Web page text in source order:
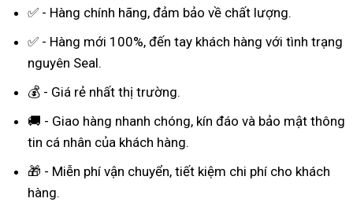
✅ - Hàng chính hãng, đảm bảo về chất lượng.
✅ - Hàng mới 100%, đến tay khách hàng với tình trạng
nguyên Seal.
💰 - Giá rẻ nhất thị trường.
🚚 - Giao hàng nhanh chóng, kín đáo và bảo mật thông
tin cá nhân của khách hàng.
🎁 - Miễn phí vận chuyển, tiết kiệm chi phí cho khách
hàng.